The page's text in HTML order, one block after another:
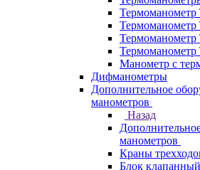
Манометр с
Дифманометры
Дополнительное
манометров
Назад
манометров
Краны
Блок